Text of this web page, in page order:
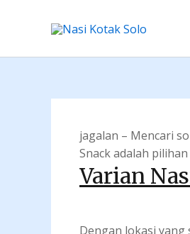
jagalan – Mencari
Snack adalah
Varian
Dengan lokasi yang